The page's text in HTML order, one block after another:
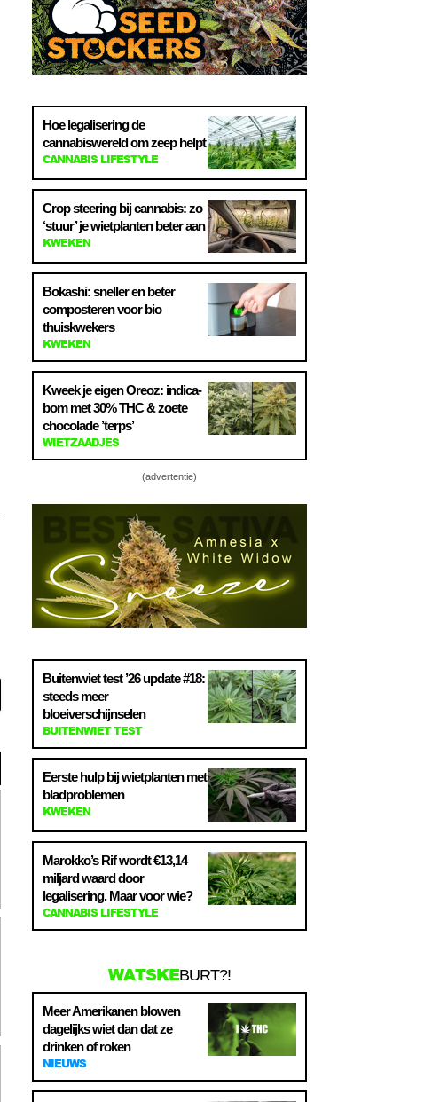
Hoe legalisering de
cannabiswereld om zeep helpt
CANNABIS LIFESTYLE
Crop steering bij cannabis: zo
‘stuur’ je wietplanten beter aan
KWEKEN
Bokashi: sneller en beter
composteren voor bio
thuiskwekers
KWEKEN
Kweek je eigen Oreoz: indica-
bom met 30% THC & zoete
chocolade ’terps’
WIETZAADJES
(advertentie)
Buitenwiet test ’26 update #18:
steeds meer
bloeiverschijnselen
BUITENWIET TEST
Eerste hulp bij wietplanten met
bladproblemen
KWEKEN
Marokko’s Rif wordt €13,14
miljard waard door
legalisering. Maar voor wie?
CANNABIS LIFESTYLE
WATSKEBURT?!
Meer Amerikanen blowen
dagelijks wiet dan dat ze
drinken of roken
NIEUWS